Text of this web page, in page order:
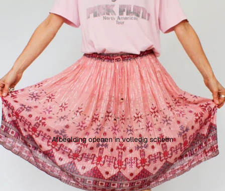
Afbeelding openen in volledig scherm